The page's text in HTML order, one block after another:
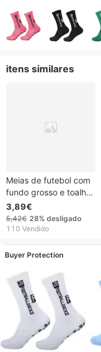
itens similares
Meias de futebol com
fundo grosso e toalha,
meias esportivas de
futebol masculinas e
femininas, meias de
treinamento
silicone
antiderrapantes com
cano médio
3,89€
5,42€ 28% desligado
110 Vendido
Buyer Protection